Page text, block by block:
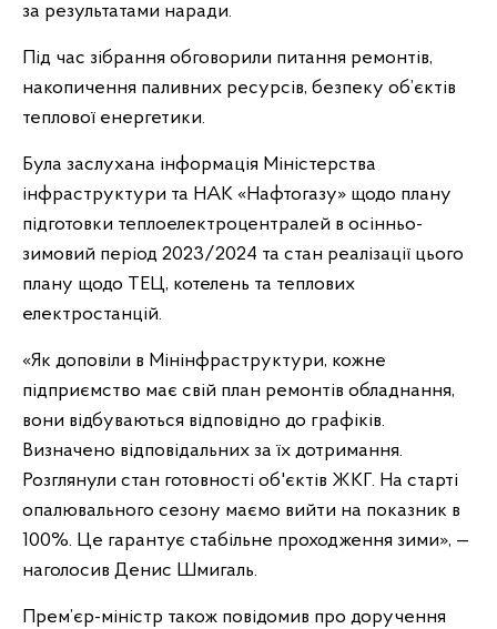
за результатами наради.
Під час зібрання обговорили питання ремонтів,
накопичення паливних ресурсів, безпеку об’єктів
теплової енергетики.
Була заслухана інформація Міністерства
інфраструктури та НАК «Нафтогазу» щодо плану
підготовки теплоелектроцентралей в осінньо-
зимовий період 2023/2024 та стан реалізації цього
плану щодо ТЕЦ, котелень та теплових
електростанцій.
«Як доповіли в Мінінфраструктури, кожне
підприємство має свій план ремонтів обладнання,
вони відбуваються відповідно до графіків.
Визначено відповідальних за їх дотримання.
Розглянули стан готовності об'єктів ЖКГ. На старті
опалювального сезону маємо вийти на показник в
100%. Це гарантує стабільне проходження зими», —
наголосив Денис Шмигаль.
Прем’єр-міністр також повідомив про доручення